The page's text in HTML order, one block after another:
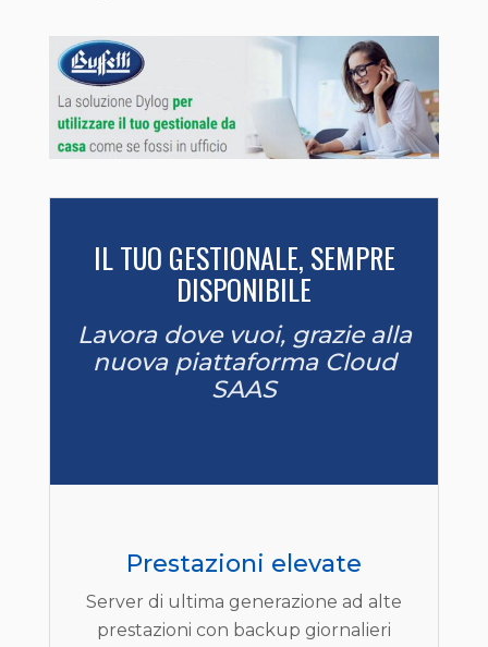
IL TUO GESTIONALE, SEMPRE
DISPONIBILE
Lavora dove vuoi, grazie alla
nuova piattaforma Cloud
SAAS
Prestazioni elevate
Server di ultima generazione ad alte
prestazioni con backup giornalieri